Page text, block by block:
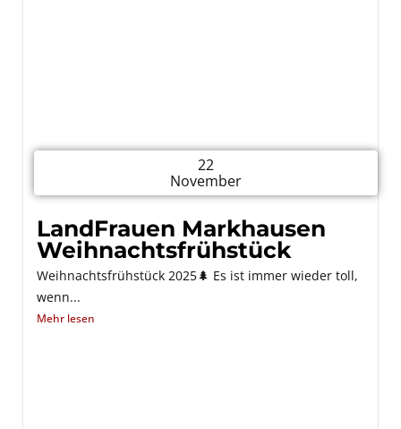
22
November
LandFrauen Markhausen
Weihnachtsfrühstück
Weihnachtsfrühstück 2025🌲 Es ist immer wieder toll,
wenn...
Mehr lesen